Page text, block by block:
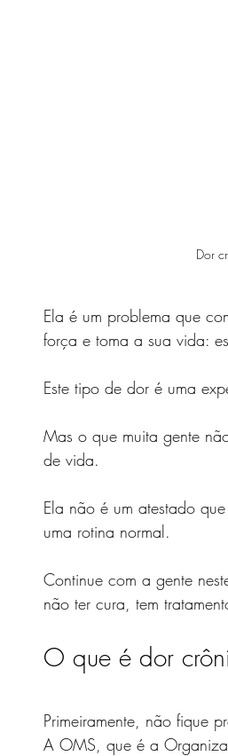
Dor
Ela é um problema que
força e toma a sua vida:
Este tipo de dor é uma
Mas o que muita gente
de vida.
Ela não é um atestado
uma rotina normal.
Continue com a gente
não ter cura, tem
O que é dor
Primeiramente, não fique
A OMS, que é a